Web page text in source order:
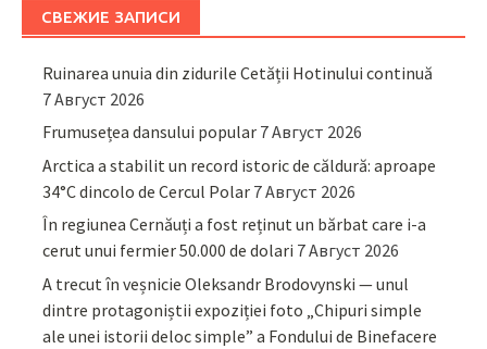
СВЕЖИЕ ЗАПИСИ
Ruinarea unuia din zidurile Cetății Hotinului continuă
7 Август 2026
Frumusețea dansului popular 7 Август 2026
Arctica a stabilit un record istoric de căldură: aproape
34°C dincolo de Cercul Polar 7 Август 2026
În regiunea Cernăuți a fost reținut un bărbat care i-a
cerut unui fermier 50.000 de dolari 7 Август 2026
A trecut în veșnicie Oleksandr Brodovynski — unul
dintre protagoniștii expoziției foto „Chipuri simple
ale unei istorii deloc simple” a Fondului de Binefacere